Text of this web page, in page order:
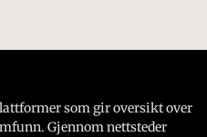
som gir oversikt over
Gjennom nettsteder